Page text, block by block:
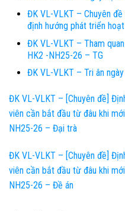
ĐK VL-VLKT – Chuyên
định hướng phát triển
ĐK VL-VLKT – Tham
HK2 -NH25-26 – TG
ĐK VL-VLKT – Tri ân
ĐK VL-VLKT – [Chuyên đề]
viên cần bắt đầu từ đâu khi
NH25-26 – Đại trà
ĐK VL-VLKT – [Chuyên đề]
viên cần bắt đầu từ đâu khi
NH25-26 – Đề án